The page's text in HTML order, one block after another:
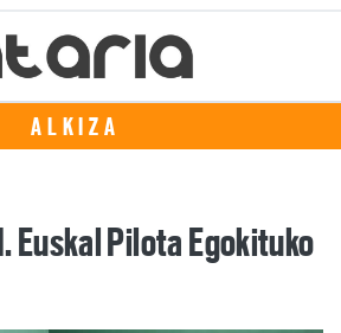
ALKIZA
Euskal Pilota Egokituko